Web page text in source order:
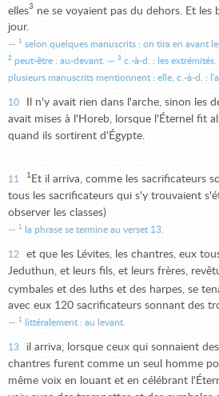
elles3 ne se voyaient pas du dehors. Et les
jour.
1 selon quelques manuscrits : on tira en avant
2 peut-être : au-devant. 3 c.-à-d. : les extrémités.
plusieurs manuscrits mentionnent : elle, c.-à-d. :
10
Il n'y avait rien dans l'arche, sinon les
avait mises à l'Horeb, lorsque l'Éternel fit
quand ils sortirent d'Égypte.
11 1 Et il arriva, comme les sacrificateurs
tous les sacrificateurs qui s'y trouvaient
observer les classes)
1 la phrase se termine au verset 13.
12
et que les Lévites, les chantres, eux
Jeduthun, et leurs fils, et leurs frères,
cymbales et des luths et des harpes, se
avec eux 120 sacrificateurs sonnant des
1 littéralement : au levant.
13
il arriva, lorsque ceux qui sonnaient
chantres furent comme un seul homme
même voix en louant et en célébrant